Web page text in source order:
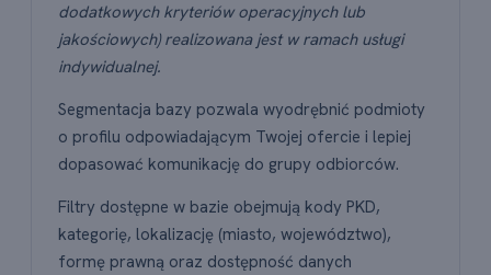
dodatkowych kryteriów operacyjnych lub
jakościowych) realizowana jest w ramach usługi
indywidualnej.
Segmentacja bazy pozwala wyodrębnić podmioty
o profilu odpowiadającym Twojej ofercie i lepiej
dopasować komunikację do grupy odbiorców.
Filtry dostępne w bazie obejmują kody PKD,
kategorię, lokalizację (miasto, województwo),
formę prawną oraz dostępność danych